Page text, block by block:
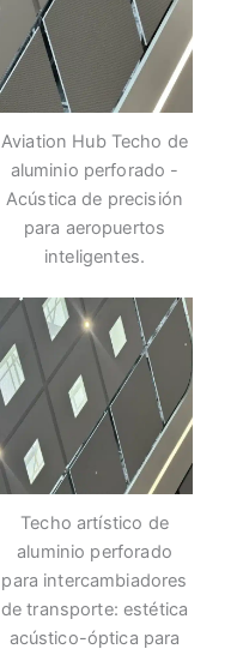
Aviation Hub Techo de
aluminio perforado -
Acústica de precisión
para aeropuertos
inteligentes.
Techo artístico de
aluminio perforado
para intercambiadores
de transporte: estética
acústico-óptica para